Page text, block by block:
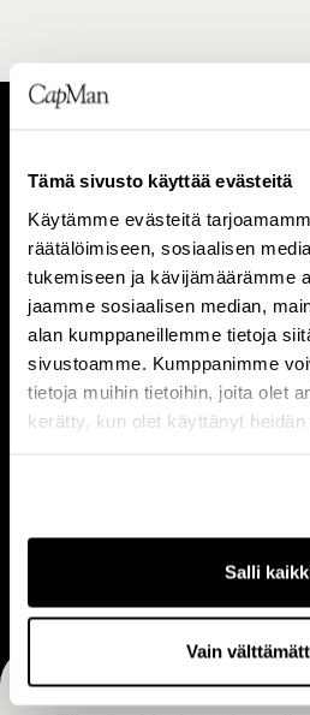
Tämä sivusto käyttää evästeitä
Käytämme evästeitä
räätälöimiseen, sosiaalisen
tukemiseen ja kävijämäärämme
jaamme sosiaalisen median,
alan kumppaneillemme tietoja
sivustoamme. Kumppanimme
tietoja muihin tietoihin, joita olet
kerätty, kun olet käyttänyt heidän
Salli
Vain
T
e
t
o
a
m
e
i
Tietoa meistä
I
m
s
e
t
V
i
&
t
Visio & strategia
L
i
t
o
i
i